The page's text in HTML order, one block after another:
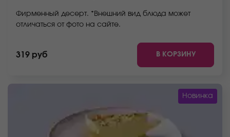
Фирменный десерт. *Внешний вид блюда может
отличаться от фото на сайте.
319 руб В КОРЗИНУ
Новинка